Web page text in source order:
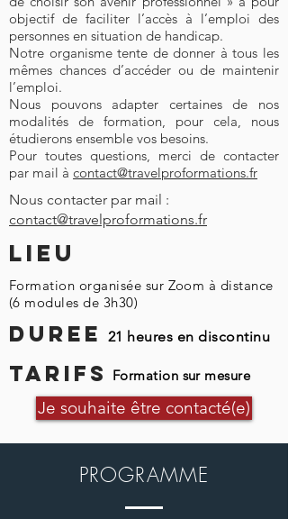
objectif de faciliter l’accès à l’emploi des
personnes en situation de handicap.
Notre organisme tente de donner à tous les
mêmes chances d’accéder ou de maintenir
l’emploi.
Nous pouvons adapter certaines de nos
modalités de formation, pour cela, nous
étudierons ensemble vos besoins.
Pour toutes questions, merci de contacter
par mail à contact@travelproformations.fr
Nous contacter par mail :
contact@travelproformations.fr
LIEU
Formation organisée sur Zoom à distance
(6 modules de 3h30)
DUREE 21 heures en discontinu
TARIFS Formation sur mesure
Je souhaite être contacté(e)
PROGRAMME